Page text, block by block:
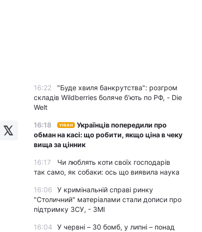
16:22
"Буде хвиля банкрутства": розгром
складів Wildberries боляче бʼють по РФ, - Die
Welt
16:18 УНІАН
Українців попередили про
обман на касі: що робити, якщо ціна в чеку
вища за цінник
16:17
Чи люблять коти своїх господарів
так само, як собаки: ось що виявила наука
16:06
У кримінальній справі ринку
"Столичний" матеріалами стали дописи про
підтримку ЗСУ, - ЗМІ
16:04
У червні – 30 бомб, у липні – понад